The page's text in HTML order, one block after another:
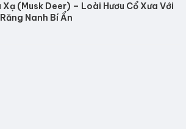
Xạ (Musk Deer) – Loài Hươu Cổ Xưa Với
Nanh Bí Ẩn